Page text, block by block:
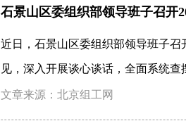
石景山区委组织部领导班子召开
近日，石景山区委组织部领导班子
见，深入开展谈心谈话，全面系统
文章来源：北京组工网